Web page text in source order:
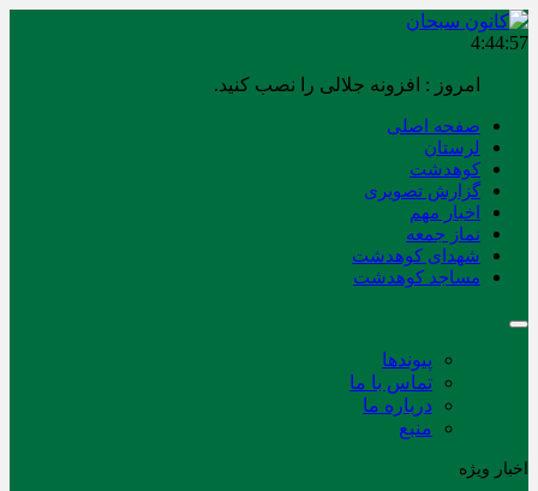
4:44:57
امروز : افزونه جلالی را نصب کنید.
صفحه اصلی
لرستان
کوهدشت
گزارش تصویری
اخبار مهم
نماز جمعه
شهدای کوهدشت
مساجد کوهدشت
پیوندها
تماس با ما
درباره ما
منبع
اخبار ویژه